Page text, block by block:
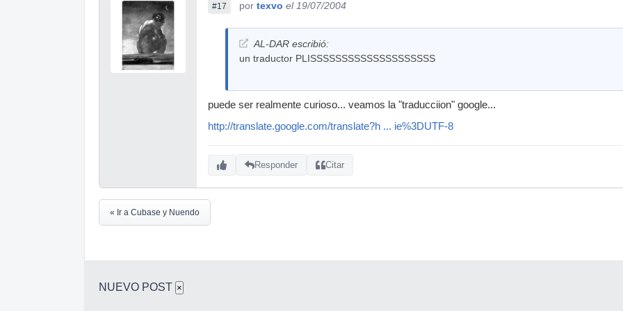
#17 por texvo el 19/07/2004
AL-DAR escribió:
un traductor PLISSSSSSSSSSSSSSSSSSSS
puede ser realmente curioso... veamos la "traducciion" google...
http://translate.google.com/translate?h ... ie%3DUTF-8
Responder Citar
« Ir a Cubase y Nuendo
NUEVO POST ×